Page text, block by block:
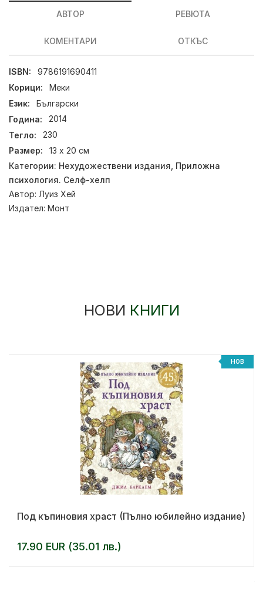
АВТОР РЕВЮТА
КОМЕНТАРИ ОТКЪС
ISBN:
9786191690411
Корици:
Меки
Език:
Български
Година:
2014
Тегло:
230
Размер:
13 х 20 см
Категории: Нехудожествени издания Приложна
психология. Селф-хелп
Автор: Луиз Хей
Издател: Монт
НОВИ КНИГИ
НОВ
Под къпиновия храст (Пълно юбилейно издание)
17.90 EUR (35.01 лв.)